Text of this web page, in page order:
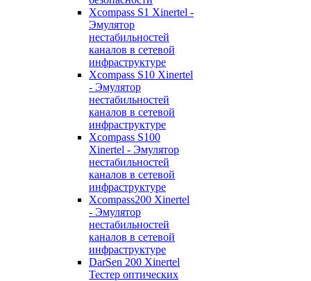
Xcompass S1 Xinertel -
Эмулятор
нестабильностей
каналов в сетевой
инфраструктуре
Xcompass S10 Xinertel
- Эмулятор
нестабильностей
каналов в сетевой
инфраструктуре
Xcompass S100
Xinertel - Эмулятор
нестабильностей
каналов в сетевой
инфраструктуре
Xcompass200 Xinertel
- Эмулятор
нестабильностей
каналов в сетевой
инфраструктуре
DarSen 200 Xinertel
Тестер оптических